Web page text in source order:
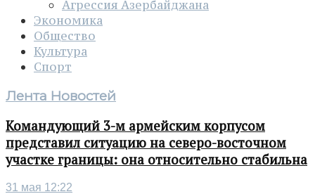
Агрессия Азербайджана
Экономика
Общество
Культура
Спорт
Лента Новостей
Командующий 3-м армейским корпусом
представил ситуацию на северо-восточном
участке границы: она относительно стабильна
31 мая 12:22